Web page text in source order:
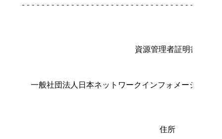
資源管理者証明書発行申
一般社団法人日本ネットワークインフォメーション
                            住所